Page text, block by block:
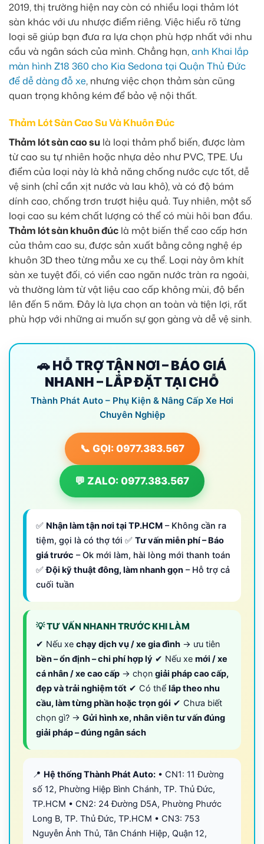
2019, thị trường hiện nay còn có nhiều loại thảm lót
sàn khác với ưu nhược điểm riêng. Việc hiểu rõ từng
loại sẽ giúp bạn đưa ra lựa chọn phù hợp nhất với nhu
cầu và ngân sách của mình. Chẳng hạn,anh Khai lắp
màn hình Z18 360 cho Kia Sedona tại Quận Thủ Đức
để dễ dàng đỗ xe, nhưng việc chọn thảm sàn cũng
quan trọng không kém để bảo vệ nội thất.
Thảm Lót Sàn Cao Su Và Khuôn Đúc
Thảm lót sàn cao su là loại thảm phổ biến, được làm
từ cao su tự nhiên hoặc nhựa dẻo như PVC, TPE. Ưu
điểm của loại này là khả năng chống nước cực tốt, dễ
vệ sinh (chỉ cần xịt nước và lau khô), và có độ bám
dính cao, chống trơn trượt hiệu quả. Tuy nhiên, một số
loại cao su kém chất lượng có thể có mùi hôi ban đầu.
Thảm lót sàn khuôn đúc là một biến thể cao cấp hơn
của thảm cao su, được sản xuất bằng công nghệ ép
khuôn 3D theo từng mẫu xe cụ thể. Loại này ôm khít
sàn xe tuyệt đối, có viền cao ngăn nước tràn ra ngoài,
và thường làm từ vật liệu cao cấp không mùi, độ bền
lên đến 5 năm. Đây là lựa chọn an toàn và tiện lợi, rất
phù hợp với những ai muốn sự gọn gàng và dễ vệ sinh.
🚗 HỖ TRỢ TẬN NƠI – BÁO GIÁ
NHANH – LẮP ĐẶT TẠI CHỖ
Thành Phát Auto – Phụ Kiện & Nâng Cấp Xe Hơi
Chuyên Nghiệp
📞 GỌI: 0977.383.567
💬 ZALO: 0977.383.567
✅ Nhận làm tận nơi tại TP.HCM – Không cần ra
tiệm, gọi là có thợ tới ✅ Tư vấn miễn phí – Báo
giá trước – Ok mới làm, hài lòng mới thanh toán
✅Đội kỹ thuật đông, làm nhanh gọn – Hỗ trợ cả
cuối tuần
💡 TƯ VẤN NHANH TRƯỚC KHI LÀM
✔ Nếu xe chạy dịch vụ / xe gia đình → ưu tiên
bền – ổn định – chi phí hợp lý ✔ Nếu xe mới / xe
cá nhân / xe cao cấp → chọn giải pháp cao cấp,
đẹp và trải nghiệm tốt ✔ Có thể lắp theo nhu
cầu, làm từng phần hoặc trọn gói ✔ Chưa biết
chọn gì? → Gửi hình xe, nhân viên tư vấn đúng
giải pháp – đúng ngân sách
📍 Hệ thống Thành Phát Auto: • CN1: 11 Đường
số 12, Phường Hiệp Bình Chánh, TP. Thủ Đức,
TP.HCM • CN2: 24 Đường D5A, Phường Phước
Long B, TP. Thủ Đức, TP.HCM • CN3: 753
Nguyễn Ảnh Thủ, Tân Chánh Hiệp, Quận 12,